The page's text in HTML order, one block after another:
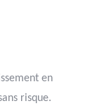
en
risque.